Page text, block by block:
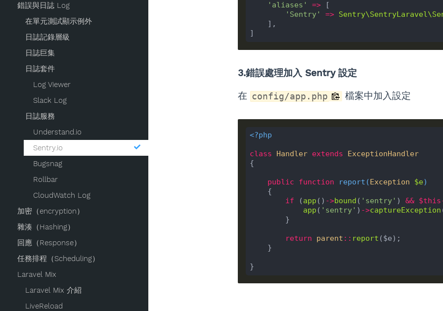
錯誤與日誌 Log
在單元測試顯示例外
日誌記錄層級
日誌巨集
日誌套件
Log Viewer
Slack Log
日誌服務
Understand.io
Sentry.io
Bugsnag
Rollbar
CloudWatch Log
加密（encryption）
雜湊（Hashing）
回應（Response）
任務排程（Scheduling）
Laravel Mix
Laravel Mix 介紹
LiveReload
'aliases'
=> [
'Sentry'
=>
3.錯誤處理加入 Sentry 設定
在 config/app.php 檔案中加入設定
<?php
class Handler extends
ExceptionHandler
{
public function report ( Exception $e)
{
if (app () ->bound ( 'sentry' ) && $this
app ( 'sentry' ) ->captureException
return parent :: report ($e);